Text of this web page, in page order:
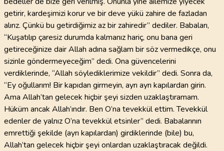
getirir, kardeşimizi korur ve bir deve yükü zahire de fazladan
alırız. Çünkü bu getirdiğimiz az bir zahiredir” dediler. Babaları,
“Kuşatılıp çaresiz durumda kalmanız hariç, onu bana geri
getireceğinize dair Allah adına sağlam bir söz vermedikçe, onu
sizinle göndermeyeceğim” dedi. Ona güvencelerini
verdiklerinde, “Allah söylediklerimize vekildir” dedi. Sonra da,
“Ey oğullarım! Bir kapıdan girmeyin, ayrı ayrı kapılardan girin.
Ama Allah’tan gelecek hiçbir şeyi sizden uzaklaştıramam.
Hüküm ancak Allah’ındır. Ben O’na tevekkül ettim. Tevekkül
edenler de yalnız O’na tevekkül etsinler” dedi. Babalarının
emrettiği şekilde (ayrı kapılardan) girdiklerinde (bile) bu,
Allah’tan gelecek hiçbir şeyi onlardan uzaklaştıracak değildi.